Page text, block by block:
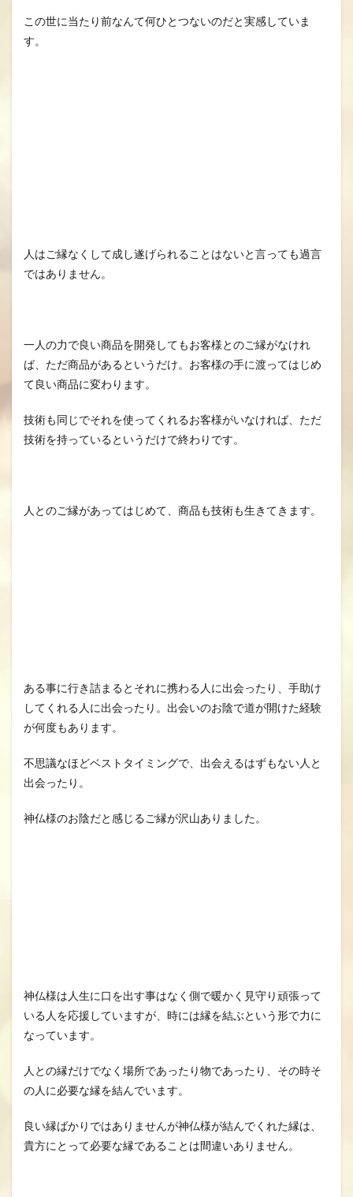
この世に当たり前なんて何ひとつないのだと実感していま
す。
人はご縁なくして成し遂げられることはないと言っても過言
ではありません。
一人の力で良い商品を開発してもお客様とのご縁がなけれ
ば、ただ商品があるというだけ。お客様の手に渡ってはじめ
て良い商品に変わります。
技術も同じでそれを使ってくれるお客様がいなければ、ただ
技術を持っているというだけで終わりです。
人とのご縁があってはじめて、商品も技術も生きてきます。
ある事に行き詰まるとそれに携わる人に出会ったり、手助け
してくれる人に出会ったり。出会いのお陰で道が開けた経験
が何度もあります。
不思議なほどベストタイミングで、出会えるはずもない人と
出会ったり。
神仏様のお陰だと感じるご縁が沢山ありました。
神仏様は人生に口を出す事はなく側で暖かく見守り頑張って
いる人を応援していますが、時には縁を結ぶという形で力に
なっています。
人との縁だけでなく場所であったり物であったり、その時そ
の人に必要な縁を結んでいます。
良い縁ばかりではありませんが神仏様が結んでくれた縁は、
貴方にとって必要な縁であることは間違いありません。